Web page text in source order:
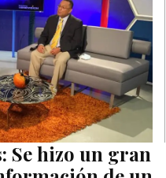
Se hizo un gran